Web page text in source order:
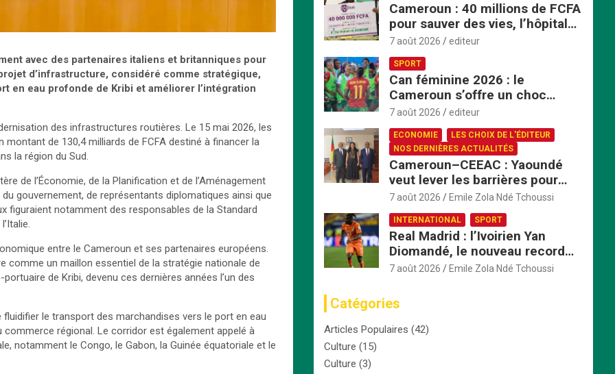
avec des partenaires italiens et britanniques pour
d’infrastructure, considéré comme stratégique,
en eau profonde de Kribi et améliorer l’intégration
des infrastructures routières. Le 15 mai 2026, les
de 130,4 milliards de FCFA destiné à financer la
la région du Sud.
de l’Économie, de la Planification et de l’Aménagement
gouvernement, de représentants diplomatiques ainsi que
figuraient notamment des responsables de la Standard
entre le Cameroun et ses partenaires européens.
un maillon essentiel de la stratégie nationale de
de Kribi, devenu ces dernières années l’un des
le transport des marchandises vers le port en eau
régional. Le corridor est également appelé à
notamment le Congo, le Gabon, la Guinée équatoriale et le
Cameroun : 40 millions de FCFA
pour sauver des vies, l’hôpital
de Bafoussam renforce son
centre d’hémodialyse
7 août 2026 editeur
SPORT
Can féminine 2026 : le
Cameroun s’offre un choc
explosif face au Nigeria en
quart de finale
7 août 2026 editeur
ECONOMIE
LES CHOIX DE L'ÉDITEUR
NOS DERNIÈRES ACTUALITÉS
Cameroun–CEEAC : Yaoundé
veut lever les barrières pour
accélérer l’intégration
économique
7 août 2026 Emile Zola Ndé Tchoussi
INTERNATIONAL SPORT
Real Madrid : l’Ivoirien Yan
Diomandé, le nouveau record
africain à 125 millions d’euros
7 août 2026 Emile Zola Ndé Tchoussi
Catégories
Articles Populaires (42)
Culture (15)
Culture (3)